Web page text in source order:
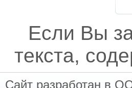
Если Вы
текста,
Сайт разработан в